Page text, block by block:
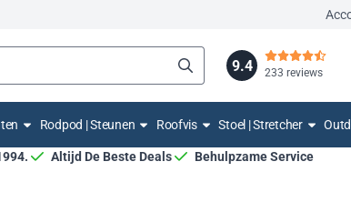
9.4 233 reviews
Rodpod | Steunen Roofvis Stoel | Stretcher
Altijd De Beste Deals
Behulpzame Service